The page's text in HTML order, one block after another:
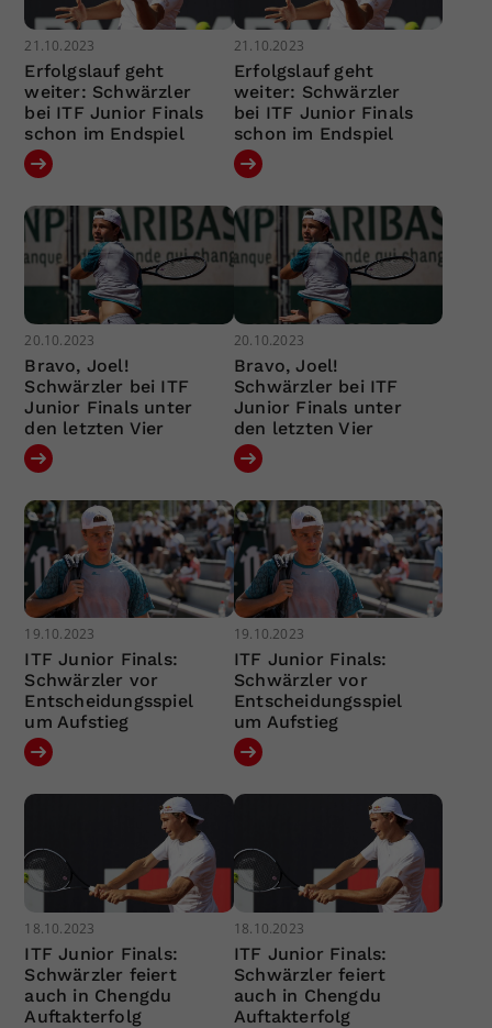
21.10.2023
Erfolgslauf geht
weiter: Schwärzler
bei ITF Junior Finals
schon im Endspiel
21.10.2023
Erfolgslauf geht
weiter: Schwärzler
bei ITF Junior Finals
schon im Endspiel
20.10.2023
Bravo, Joel!
Schwärzler bei ITF
Junior Finals unter
den letzten Vier
20.10.2023
Bravo, Joel!
Schwärzler bei ITF
Junior Finals unter
den letzten Vier
19.10.2023
ITF Junior Finals:
Schwärzler vor
Entscheidungsspiel
um Aufstieg
19.10.2023
ITF Junior Finals:
Schwärzler vor
Entscheidungsspiel
um Aufstieg
18.10.2023
ITF Junior Finals:
Schwärzler feiert
auch in Chengdu
Auftakterfolg
18.10.2023
ITF Junior Finals:
Schwärzler feiert
auch in Chengdu
Auftakterfolg